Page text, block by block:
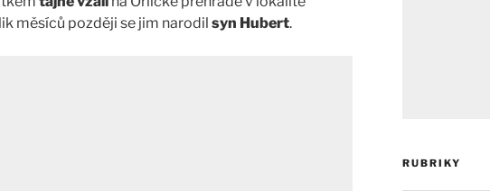
měsíců později se jim narodil syn Hubert.
RUBRIKY